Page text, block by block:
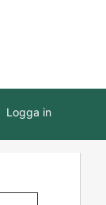
Logga in